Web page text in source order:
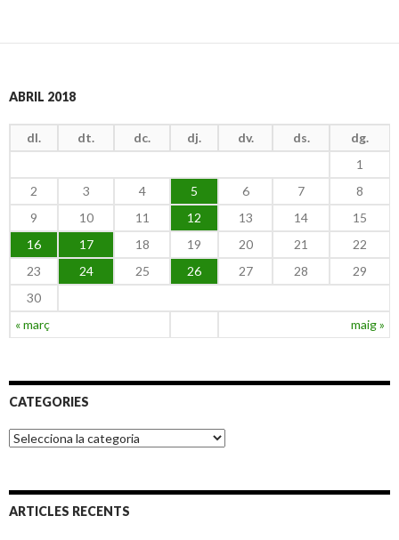
b
o
er p
ix
ABRIL 2018
dl. dt. dc. dj. dv. ds. dg.
« març maig »
1
2
3 4 5 6 7
8
9
10 11 12 13 14
15
16
17 18 19 20 21
22
23
24 25 26 27 28
29
30
CATEGORIES
C
a
o
ARTICLES RECENTS